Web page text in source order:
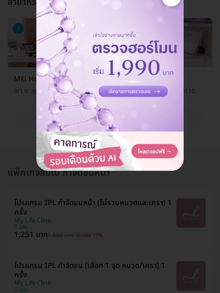
1
MEi House Clinic (เมอิเฮ้าส์คลินิก)
9/1 ซ. สุขุมวิท 67 แขวงคลองตันเหนือ เขตวัฒนา กรุงเทพมหานคร 10110
ดูรายละเอียด
แพ็กเกจอื่นใน กำจัดขนหน้า
โปรแกรม IPL กำจัดขนหน้า (ไม่รวมหนวดและเครา) 1
ครั้ง
My Life Clinic
ดุสิต
1,251 บาท1,500 บาท ประหยัด 17%
โปรแกรม IPL กำจัดขน (เลือก 1 จุด หนวด/เครา) 1
ครั้ง
My Life Clinic
ดุสิต